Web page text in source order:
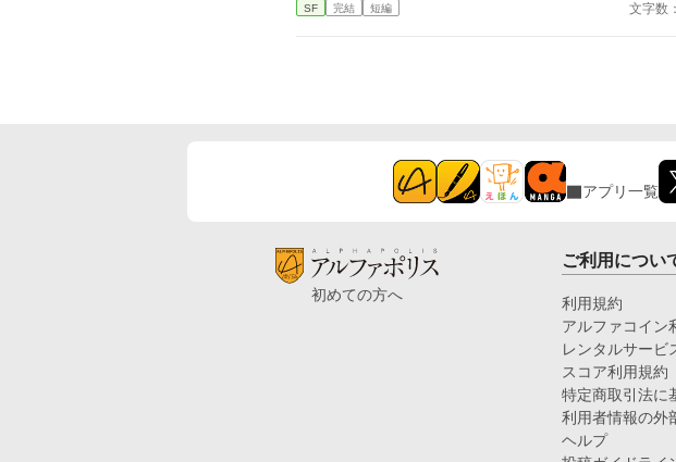
SF 完結 短編 文字数
アプリ一覧
初めての方へ
ご利用につい
利用規約
アルファコイン
レンタルサービ
スコア利用規約
特定商取引法に
利用者情報の外
ヘルプ